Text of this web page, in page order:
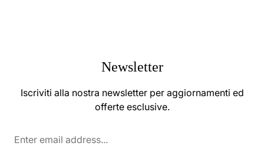
Newsletter
Iscriviti alla nostra newsletter per aggiornamenti ed
offerte esclusive.